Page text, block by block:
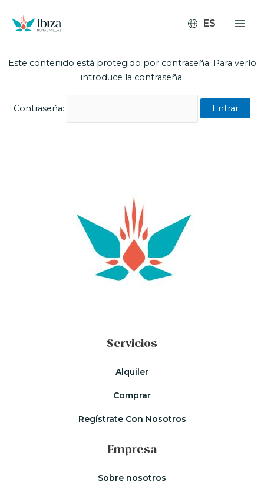
contenido
Este contenido está protegido por contraseña. Para verlo
introduce la contraseña.
Contraseña:
Servicios
Alquiler
Comprar
Regístrate Con Nosotros
Empresa
Sobre nosotros